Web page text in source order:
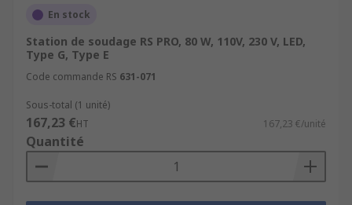
En stock
Station de soudage RS PRO, 80 W, 110V, 230 V, LED,
Type G, Type E
Code commande RS 631-071
Sous-total (1 unité)
167,23 €HT 167,23 €/unité
Quantité